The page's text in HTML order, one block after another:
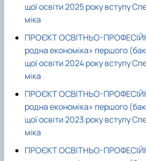
щої освіти 2025 року вступу
міка
ПРОЄКТ ОСВІТНЬО-
родна економіка» першого
щої освіти 2024 року вступу
міка
ПРОЄКТ ОСВІТНЬО-
родна економіка» першого
щої освіти 2023 року вступу
міка
ПРОЄКТ ОСВІТНЬО-